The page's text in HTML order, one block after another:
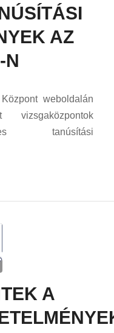
AZ
N
weboldalán
tanúsítási
A